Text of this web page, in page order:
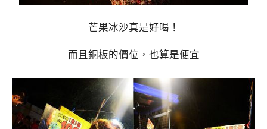
芒果冰沙真是好喝！
而且銅板的價位，也算是便宜